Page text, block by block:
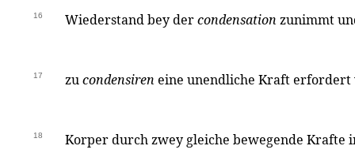
16 Wiederstand bey dercondensation zunimmt
17 zucondensiren eine unendliche Kraft erfordert
18 Korper durch zwey gleiche bewegende Krafte